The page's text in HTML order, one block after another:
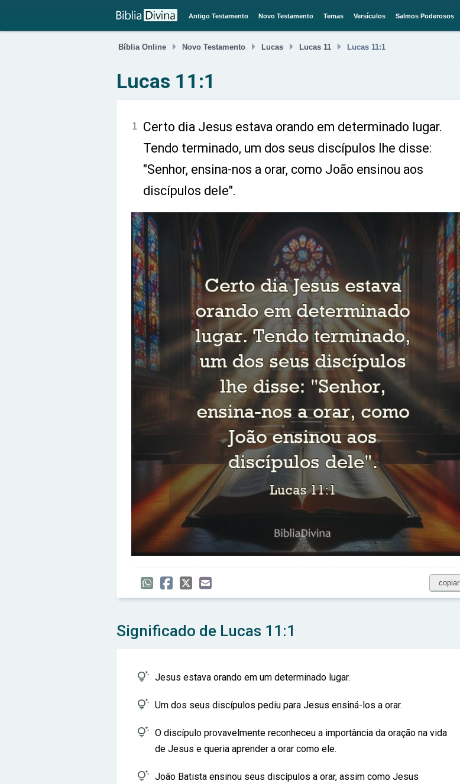
Buscar
Antigo Testamento Novo Testamento Temas Versículos Salmos Poderosos
Bíblia Online  Novo Testamento  Lucas  Lucas 11  Lucas 11:1
Lucas 11:1
1 Certo dia Jesus estava orando em determinado lugar.
Tendo terminado, um dos seus discípulos lhe disse:
"Senhor, ensina-nos a orar, como João ensinou aos
discípulos dele".
copiar
Significado de Lucas 11:1
 Jesus estava orando em um determinado lugar.
 Um dos seus discípulos pediu para Jesus ensiná-los a orar.
 O discípulo provavelmente reconheceu a importância da oração na vida
de Jesus e queria aprender a orar como ele.
 João Batista ensinou seus discípulos a orar, assim como Jesus